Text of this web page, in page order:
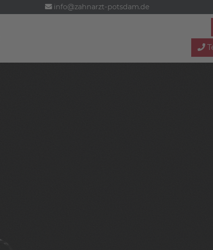
info@zahnarzt-potsdam.de